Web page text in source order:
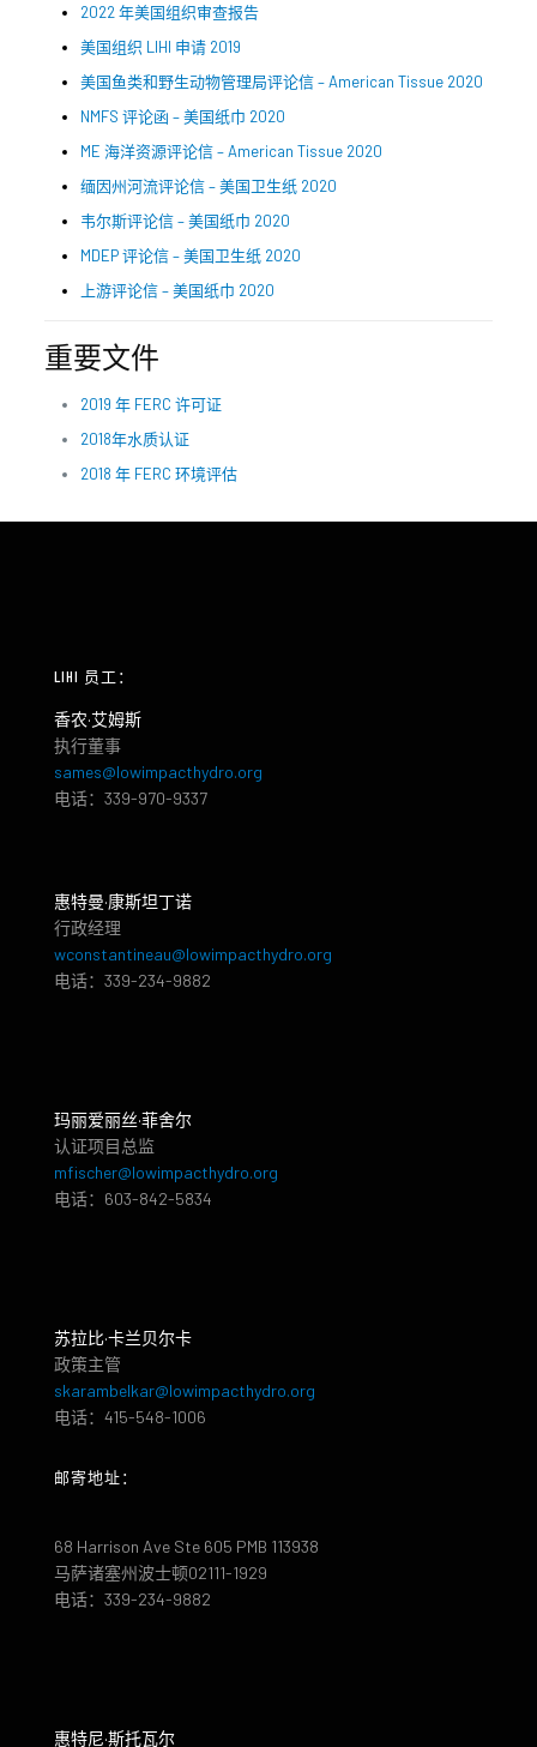
2022 年美国组织审查报告
美国组织 LIHI 申请 2019
美国鱼类和野生动物管理局评论信 – American Tissue 2020
NMFS 评论函 – 美国纸巾 2020
ME 海洋资源评论信 – American Tissue 2020
缅因州河流评论信 – 美国卫生纸 2020
韦尔斯评论信 – 美国纸巾 2020
MDEP 评论信 – 美国卫生纸 2020
上游评论信 – 美国纸巾 2020
重要文件
2019 年 FERC 许可证
2018年水质认证
2018 年 FERC 环境评估
LIHI 员工：
香农·艾姆斯
执行董事
sames@lowimpacthydro.org
电话：339-970-9337
惠特曼·康斯坦丁诺
行政经理
wconstantineau@lowimpacthydro.org
电话：339-234-9882
玛丽爱丽丝·菲舍尔
认证项目总监
mfischer@lowimpacthydro.org
电话：603-842-5834
苏拉比·卡兰贝尔卡
政策主管
skarambelkar@lowimpacthydro.org
电话：415-548-1006
邮寄地址：
68 Harrison Ave Ste 605 PMB 113938
马萨诸塞州波士顿02111-1929
电话：339-234-9882
惠特尼·斯托瓦尔